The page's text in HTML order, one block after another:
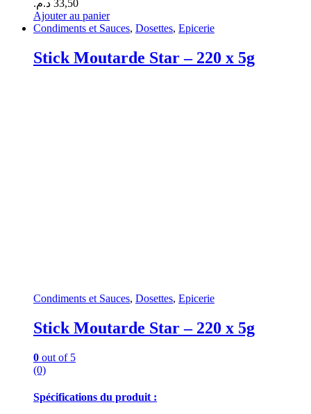
33,50 د.م.
Ajouter au panier
Condiments et Sauces, Dosettes, Epicerie
Stick Moutarde Star – 220 x 5g
Condiments et Sauces, Dosettes, Epicerie
Stick Moutarde Star – 220 x 5g
0 out of 5
(0)
Spécifications du produit :